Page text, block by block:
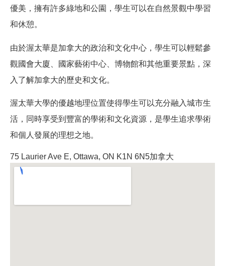
優美，擁有許多綠地和公園，學生可以在自然景觀中學習
和休憩。
由於渥太華是加拿大的政治和文化中心，學生可以輕鬆參
觀國會大廈、國家藝術中心、博物館和其他重要景點，深
入了解加拿大的歷史和文化。
渥太華大學的優越地理位置使得學生可以充分融入城市生
活，同時享受到豐富的學術和文化資源，是學生追求學術
和個人發展的理想之地。
75 Laurier Ave E, Ottawa, ON K1N 6N5加拿大